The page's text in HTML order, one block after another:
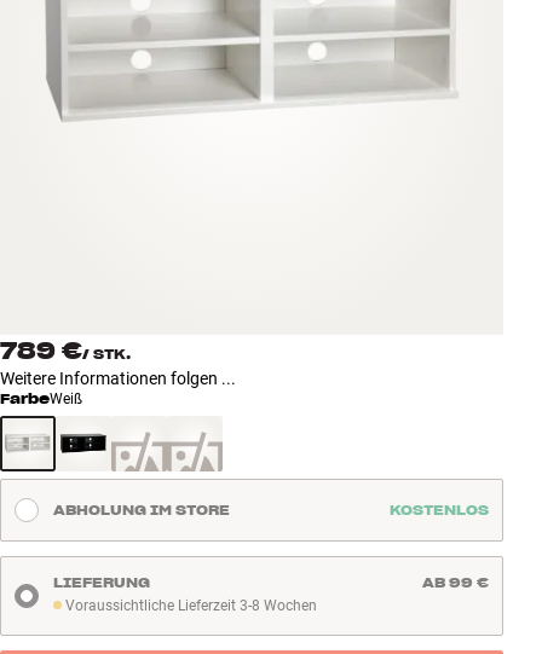
Zubehör
Kundendienst
Anmelden
Kundendienst
Bauen mit Klang
789 €/ STK.
Weitere Informationen folgen ...
FarbeWeiß
ABHOLUNG IM STORE KOSTENLOS
Voraussichtliche Lieferzeit 3-8 Wochen
Voraussichtliche Lieferzeit 3-8 Wochen
LIEFERUNG AB 99 €